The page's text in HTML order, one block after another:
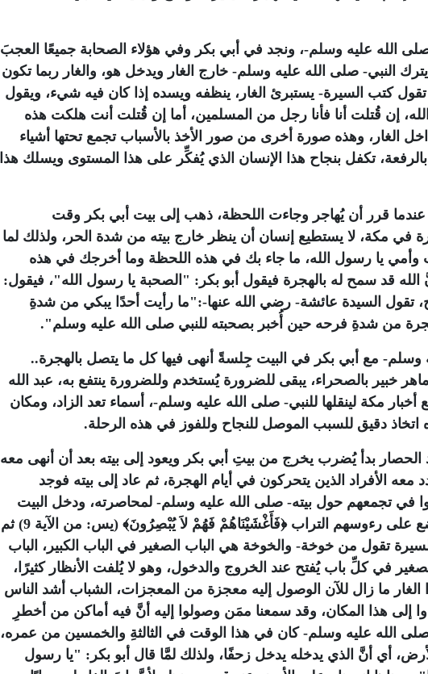
الله عليه وسلم-، ونجد في أبي بكر وفي هؤلاء الصحابة جميعًا العجبَ
النبي- صلى الله عليه وسلم- خارج الغار ويدخل هو، والغار ربما تكون
تقول كتب السيرة- يستبرئ الغار، ينظفه ويسده إذا كان فيه شيء، ويقول
إن قُتلت أنا فأنا رجل من المسلمين، أما إن قُتلت أنت هلكت هذه
الغار، وهذه صورة أخرى من صور الأخذ بالأسباب تجمع تحتها أشياء
تكفل بنجاح هذا الإنسان الذي يُفكِّر على هذا المستوى ويسلك هذا
عندما قرر أن يُهاجر وجاءت اللحظة، ذهب إلى بيت أبي بكر وقت
في مكة، لا يستطيع إنسان أن ينظر خارج بيته من شدة الحر، ولذلك لما
وأمي يا رسول الله، ما جاء بك في هذه اللحظة وما أخرجك في هذه
الله قد سمح له بالهجرة فيقول أبو بكر: "الصحبة يا رسول الله"، فيقول:
تقول السيدة عائشة- رضي الله عنها-:"ما رأيت أحدًا يبكي من شدةِ
من شدةِ فرحه حين أُخبر بصحبته للنبي صلى الله عليه وسلم".
مع أبي بكر في البيت جِلسةً أنهى فيها كل ما يتصل بالهجرة..
خبير بالصحراء، يبقى للضرورة يُستخدم وللضرورة ينتفع به، عبد الله
مكة لينقلها للنبي- صلى الله عليه وسلم-، أسماء تعد الزاد، ومكان
دقيق للسبب الموصل للنجاح وللفوز في هذه الرحلة.
الحصار بدأ يُضرب يخرج من بيتِ أبي بكر ويعود إلى بيته بعد أن أنهى معه
الأفراد الذين يتحركون في أيام الهجرة، ثم عاد إلى بيته فوجد
في تجمعهم حول بيته- صلى الله عليه وسلم- لمحاصرته، ودخل البيت
على رءوسهم التراب﴿فَأَغْشَيْنَاهُمْ فَهُمْ لاَ يُبْصِرُونَ﴾
(يس: من الآية 9) ثم
تقول من خوخة- والخوخة هي الباب الصغير في الباب الكبير، الباب
في كلِّ باب يُفتح عند الخروج والدخول، وهو لا يُلفت الأنظار كثيرًا،
الغار ما زال للآن الوصول إليه معجزة من المعجزات، الشباب أشد الناس
إلى هذا المكان، وقد سمعنا ممَن وصولوا إليه أنَّ فيه أماكن من أخطرِ
صلى الله عليه وسلم- كان في هذا الوقت في الثالثةِ والخمسين من عمره،
أي أنَّ الذي يدخله يدخل زحفًا، ولذلك لمَّا قال أبو بكر: "يا رسول